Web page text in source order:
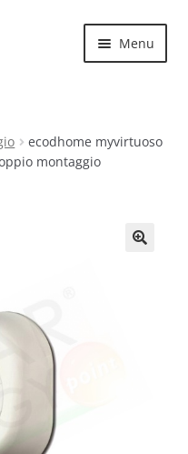
Menu
ecodhome myvirtuoso
montaggio